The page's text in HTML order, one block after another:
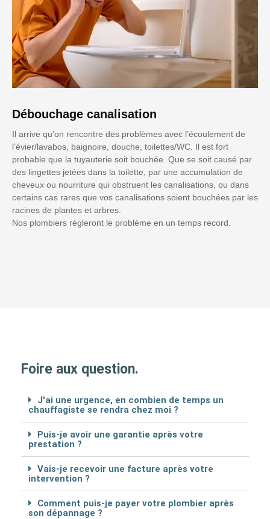
Débouchage canalisation
Il arrive qu'on rencontre des problèmes avec l’écoulement de
l’évier/lavabos, baignoire, douche, toilettes/WC. Il est fort
probable que la tuyauterie soit bouchée. Que se soit causé par
des lingettes jetées dans la toilette, par une accumulation de
cheveux ou nourriture qui obstruent les canalisations, ou dans
certains cas rares que vos canalisations soient bouchées par les
racines de plantes et arbres.
Nos plombiers régleront le problème en un temps record.
Foire aux question.
J'ai une urgence, en combien de temps un
chauffagiste se rendra chez moi ?
Puis-je avoir une garantie après votre
prestation ?
Vais-je recevoir une facture après votre
intervention ?
Comment puis-je payer votre plombier après
son dépannage ?